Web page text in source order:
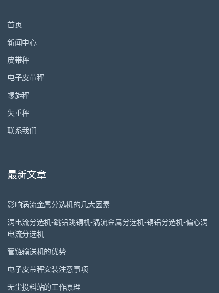
首页
新闻中心
皮带秤
电子皮带秤
螺旋秤
失重秤
联系我们
最新文章
影响涡流金属分选机的几大因素
涡电流分选机-跳铝跳铜机-涡流金属分选机-铜铝分选机-偏心涡
电流分选机
管链输送机的优势
电子皮带秤安装注意事项
无尘投料站的工作原理